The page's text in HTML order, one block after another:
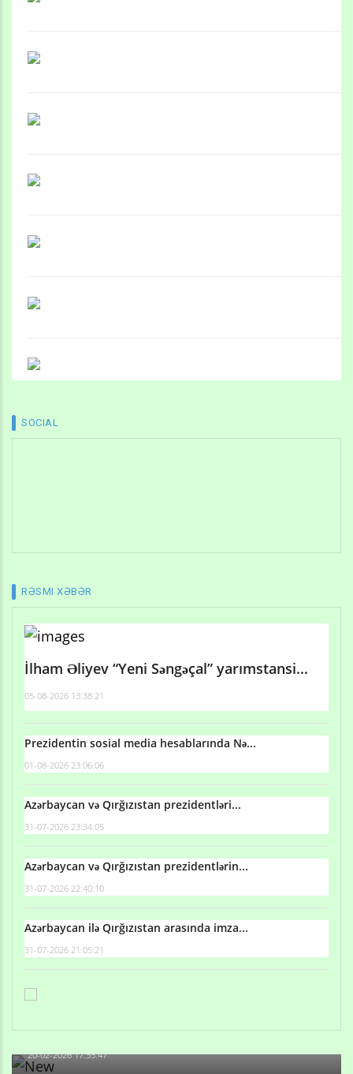
SOCIAL
RƏSMI XƏBƏR
İlham Əliyev “Yeni Səngəçal” yarımstansi...
05-08-2026 13:38:21
Prezidentin sosial media hesablarında Nə...
01-08-2026 23:06:06
Azərbaycan və Qırğızıstan prezidentləri...
31-07-2026 23:34:05
Azərbaycan və Qırğızıstan prezidentlərin...
31-07-2026 22:40:10
Azərbaycan ilə Qırğızıstan arasında imza...
31-07-2026 21:05:21
Qulu Məhərrəmli: Sosial şəbəkələrdə söyüş niyə artıb?
20-02-2026 17:55:47
Məni bura NAZİR GÖNDƏRİB - 1937-ci ildən fəaliyyətdə